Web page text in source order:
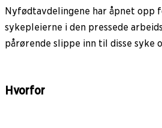
Nyfødtavdelingene har åpnet opp
sykepleierne i den pressede
pårørende slippe inn til disse syke
Hvorfor